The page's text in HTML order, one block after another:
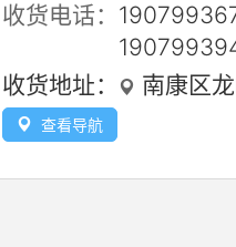
收货电话：
收货地址： 南康区
查看导航